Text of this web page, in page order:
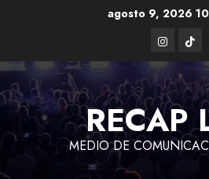
agosto 9, 2026
Instagram
RECAP
MEDIO DE